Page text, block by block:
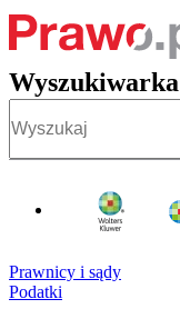
Wyszukiwarka
Prawnicy i sądy
Podatki